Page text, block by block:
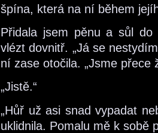
špína, která na ní během
Přidala jsem pěnu a sůl
vlézt dovnitř. „Já se
ní zase otočila. „Jsme přece
„Jistě.“
„Hůř už asi snad vypadat
uklidnila. Pomalu mě k sobě